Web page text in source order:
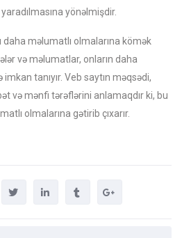
yönəlmişdir.
məlumatlı olmalarına kömək
və məlumatlar, onların daha
tanıyır. Veb saytın məqsədi,
və mənfi tərəflərini anlamaqdır ki, bu
olmalarına gətirib çıxarır.